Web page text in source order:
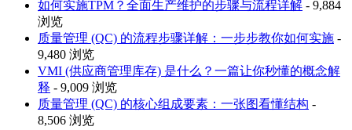
如何实施TPM？全面生产维护的步骤与流程详解 - 9,884
浏览
质量管理 (QC) 的流程步骤详解：一步步教你如何实施 -
9,480 浏览
VMI (供应商管理库存) 是什么？一篇让你秒懂的概念解
释 - 9,009 浏览
质量管理 (QC) 的核心组成要素：一张图看懂结构 -
8,506 浏览